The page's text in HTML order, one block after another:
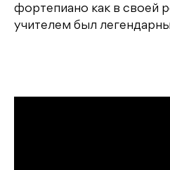
фортепиано как в своей
учителем был